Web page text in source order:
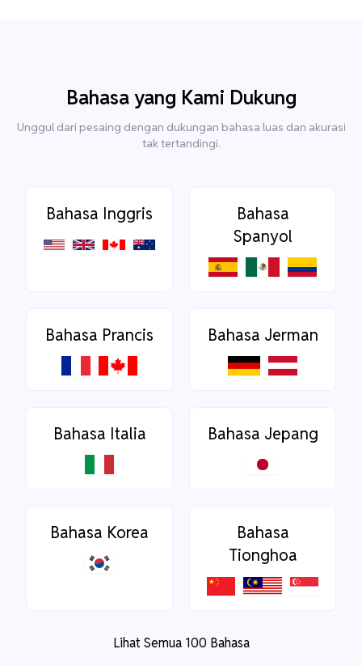
Bahasa yang Kami Dukung
Unggul dari pesaing dengan dukungan bahasa luas dan akurasi
tak tertandingi.
Bahasa Inggris
Bahasa
Spanyol
Bahasa Prancis Bahasa Jerman
Bahasa Italia Bahasa Jepang
Bahasa Korea
Bahasa
Tionghoa
Lihat Semua 100 Bahasa